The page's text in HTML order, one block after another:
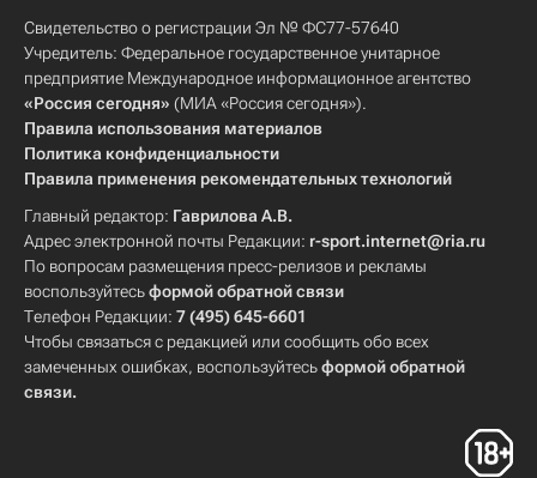
Свидетельство о регистрации Эл № ФС77-57640
Учредитель: Федеральное государственное унитарное
предприятие Международное информационное агентство
«Россия сегодня» (МИА «Россия сегодня»).
Правила использования материалов
Политика конфиденциальности
Правила применения рекомендательных технологий
Главный редактор: Гаврилова А.В.
Адрес электронной почты Редакции: r-sport.internet@ria.ru
По вопросам размещения пресс-релизов и рекламы
воспользуйтесьформой обратной связи
Телефон Редакции: 7 (495) 645-6601
Чтобы связаться с редакцией или сообщить обо всех
замеченных ошибках, воспользуйтесьформой обратной
связи.